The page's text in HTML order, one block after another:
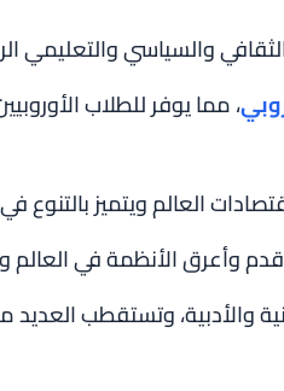
والسياسي والتعليمي
، مما يوفر للطلاب
العالم ويتميز بالتنوع
وأعرق الأنظمة في
والأدبية، وتستقطب العديد